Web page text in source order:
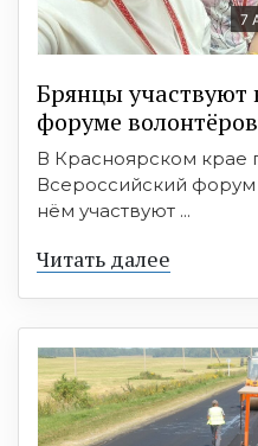
7
Брянцы участвуют
форуме
В Красноярском крае
Всероссийский
нём участвуют ...
Читать далее